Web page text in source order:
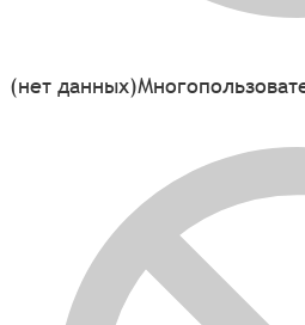
(нет данных)